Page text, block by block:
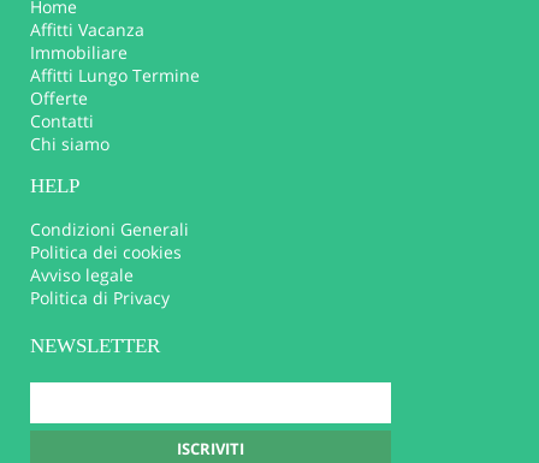
Home
Affitti Vacanza
Immobiliare
Affitti Lungo Termine
Offerte
Contatti
Chi siamo
HELP
Condizioni Generali
Politica dei cookies
Avviso legale
Politica di Privacy
NEWSLETTER